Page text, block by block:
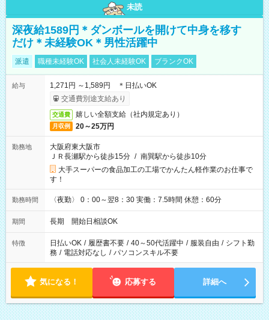
未読
深夜給1589円＊ダンボールを開けて中身を移す
だけ＊未経験OK＊男性活躍中
派遣 職種未経験OK 社会人未経験OK ブランクOK
給与
1,271円 ～1,589円 ＊日払いOK
交通費別途支給あり
交通費 嬉しい全額支給（社内規定あり）
月収例 20～25万円
勤務地
大阪府東大阪市
ＪＲ長瀬駅から徒歩15分 / 南巽駅から徒歩10分
大手スーパーの食品加工の工場でかんたん軽作業のお仕事で
す！
勤務時間 〈夜勤〉 0：00～翌8：30 実働：7.5時間 休憩：60分
期間 長期 開始日相談OK
特徴 日払いOK / 履歴書不要 / 40～50代活躍中 / 服装自由 / シフト勤
務 / 電話対応なし / パソコンスキル不要
気になる！ 応募する 詳細へ